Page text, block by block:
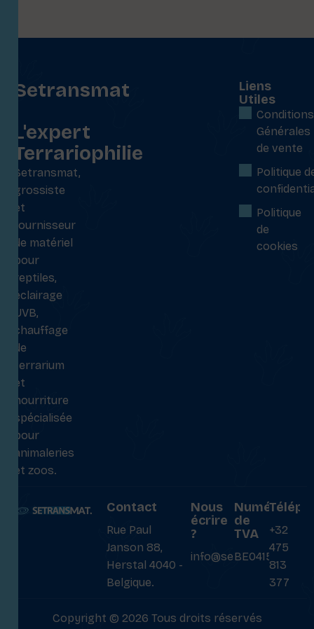
Setransmat
L'expert
Terrariophilie
Setransmat,
grossiste
et
fournisseur
de matériel
pour
reptiles,
éclairage
UVB,
chauffage
de
terrarium
et
nourriture
spécialisée
pour
animaleries
et zoos.
Liens
Utiles
Conditions
Générales
de vente
Politique
Politique
de
cookies
Contact
Rue Paul
Janson 88,
Herstal 4040 -
Belgique.
Nous
écrire
?
info@setransmat.com
Numéro
de
TVA
BE0415027069
+32
475
813
377
Copyright © 2026 Tous droits réservés